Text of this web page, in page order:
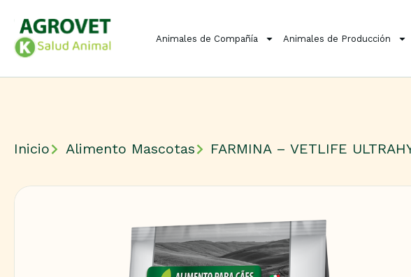
Animales de Compañía Animales de Producción
Inicio Alimento Mascotas FARMINA – VETLIFE